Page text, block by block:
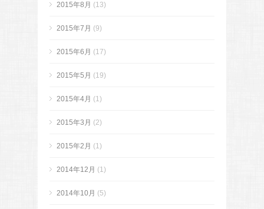
2015年8月 (13)
2015年7月 (9)
2015年6月 (17)
2015年5月 (19)
2015年4月 (1)
2015年3月 (2)
2015年2月 (1)
2014年12月 (1)
2014年10月 (5)